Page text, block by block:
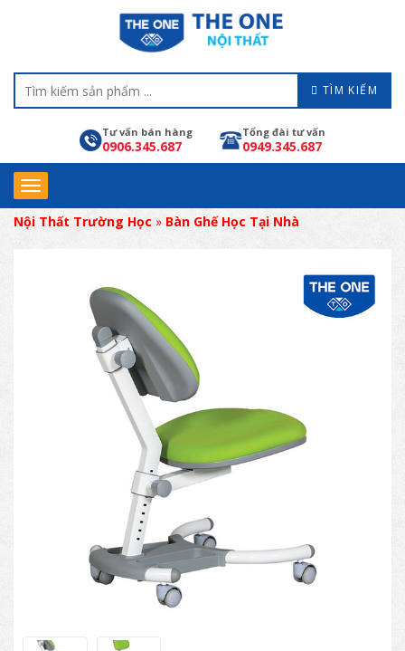
TÌM KIẾM
Tư vấn bán hàng
0906.345.687
Tổng đài tư vấn
0949.345.687
Nội Thất Trường Học » Bàn Ghế Học Tại Nhà